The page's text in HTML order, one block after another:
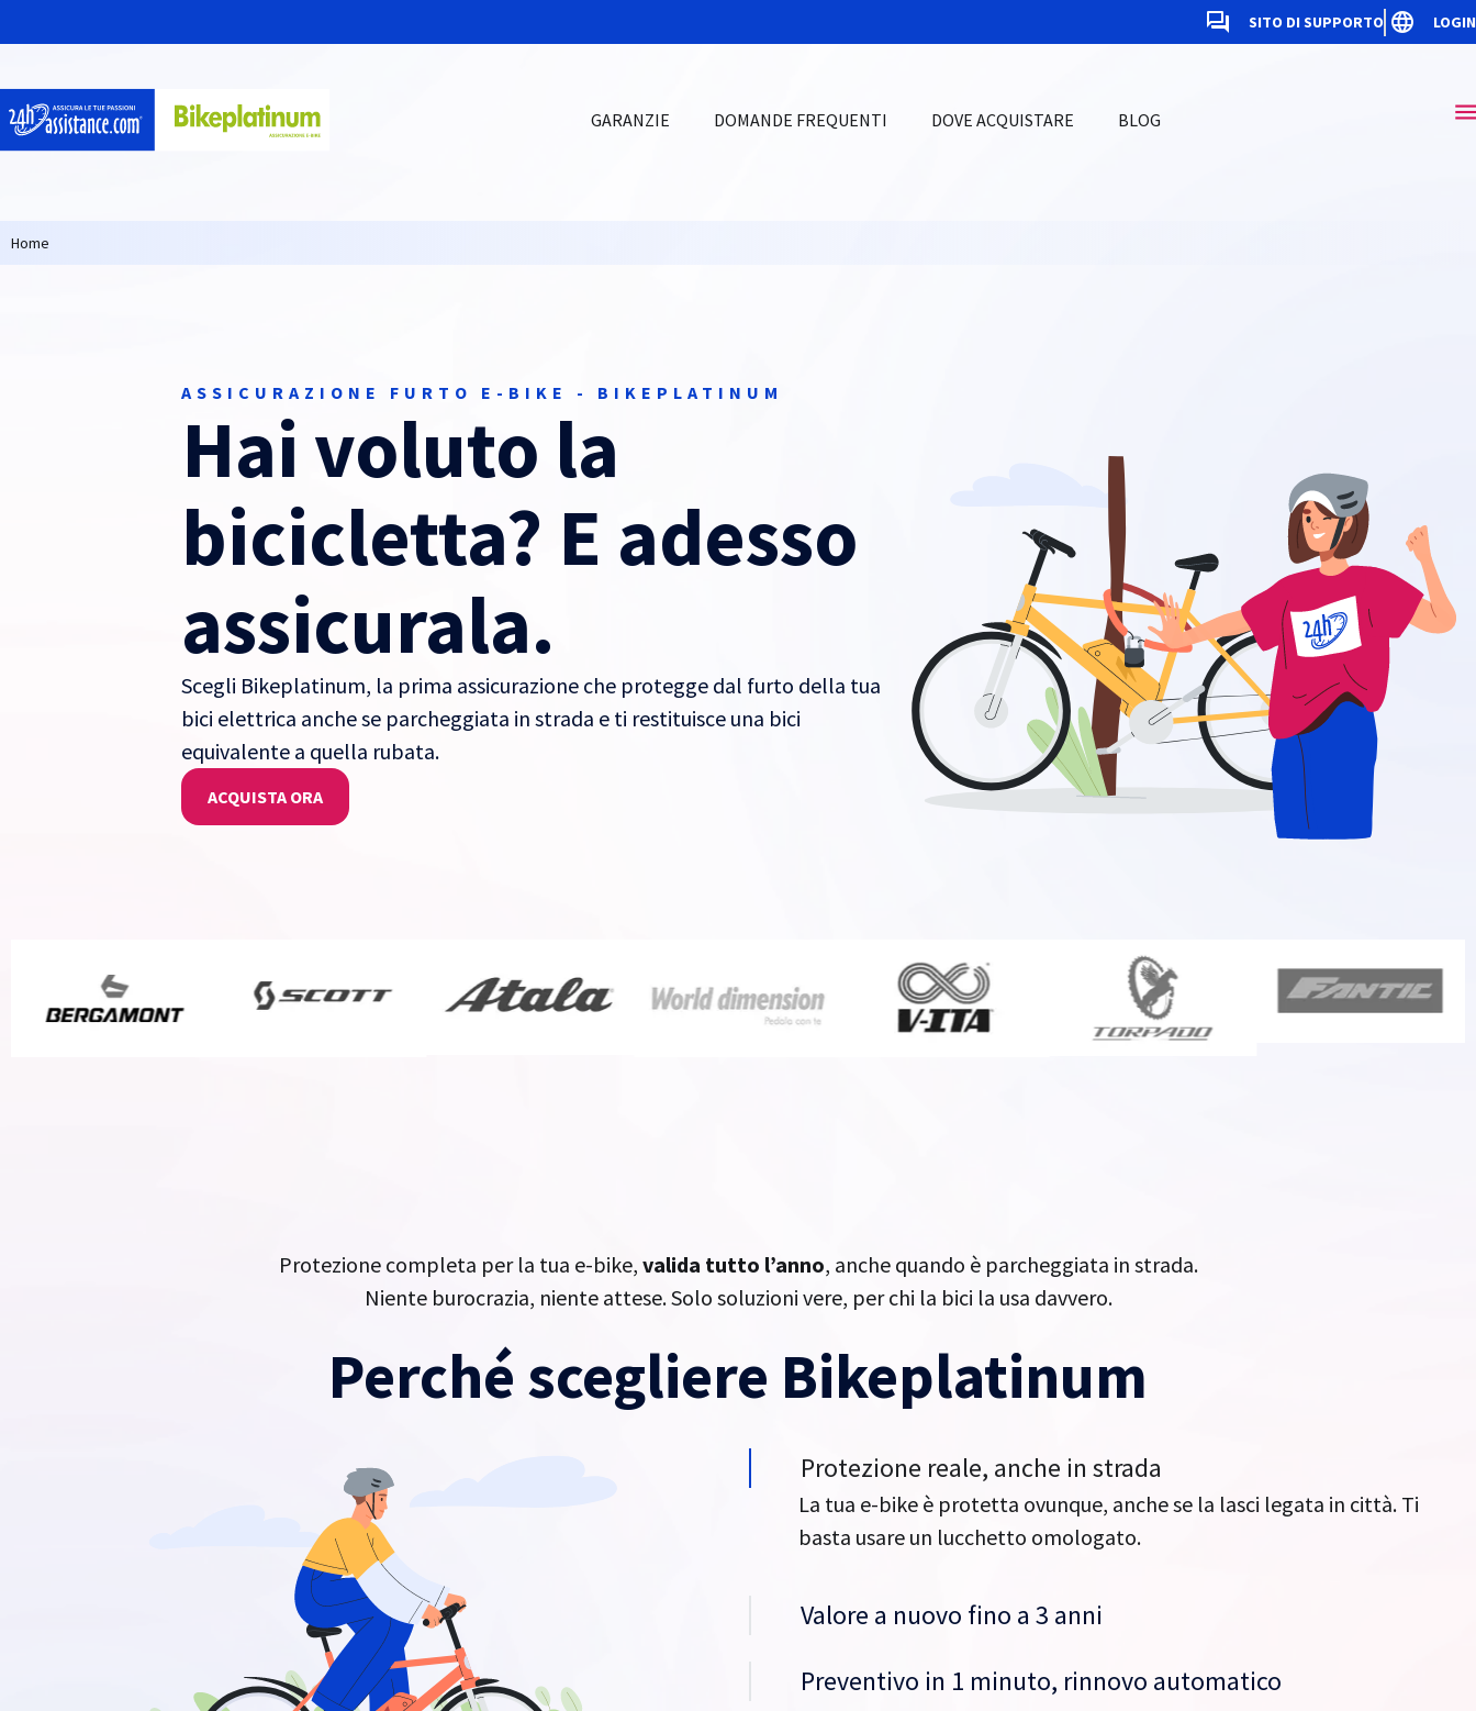
SITO DI SUPPORTO LOGIN
GARANZIE DOMANDE FREQUENTI DOVE ACQUISTARE BLOG
Home
ASSICURAZIONE FURTO E-BIKE - BIKEPLATINUM
Hai voluto la
bicicletta? E adesso
assicurala.
Scegli Bikeplatinum, la prima assicurazione che protegge dal furto della tua
bici elettrica anche se parcheggiata in strada e ti restituisce una bici
equivalente a quella rubata.
ACQUISTA ORA
Protezione completa per la tua e-bike, valida tutto l’anno, anche quando è parcheggiata in strada.
Niente burocrazia, niente attese. Solo soluzioni vere, per chi la bici la usa davvero.
Perché scegliere Bikeplatinum
Protezione reale, anche in strada
La tua e-bike è protetta ovunque, anche se la lasci legata in città. Ti
basta usare un lucchetto omologato.
Valore a nuovo fino a 3 anni
Preventivo in 1 minuto, rinnovo automatico